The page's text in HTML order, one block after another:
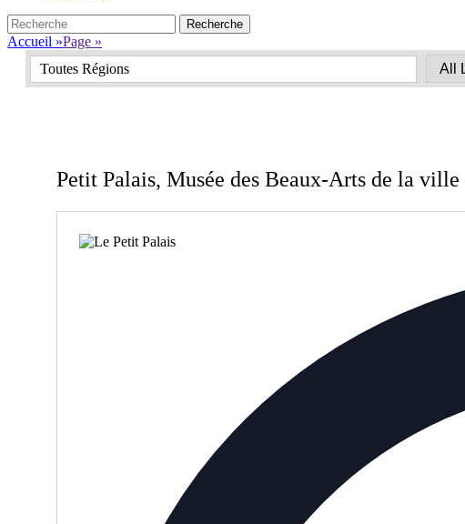
Search
Recherche
pour:
Accueil »Page »
Toutes Régions
Petit Palais, Musée des Beaux-Arts de la ville